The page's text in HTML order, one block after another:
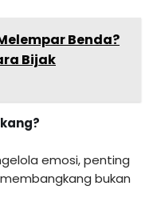
Benda?
Bijak
emosi, penting
bukan